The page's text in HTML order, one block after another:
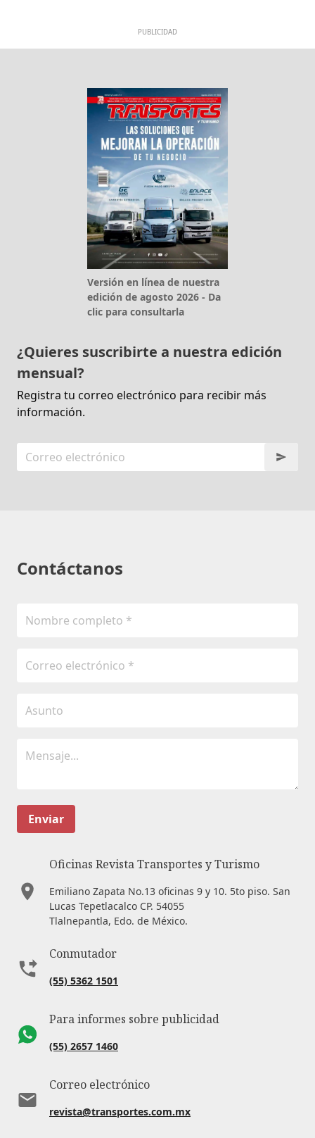
PUBLICIDAD
Versión en línea de nuestra
edición de agosto 2026 - Da
clic para consultarla
¿Quieres suscribirte a nuestra edición
mensual?
Registra tu correo electrónico para recibir más
información.
Contáctanos
Enviar
Oficinas Revista Transportes y Turismo
Emiliano Zapata No.13 oficinas 9 y 10. 5to piso. San
Lucas Tepetlacalco CP. 54055
Tlalnepantla, Edo. de México.
Conmutador
(55) 5362 1501
Para informes sobre publicidad
(55) 2657 1460
Correo electrónico
revista@transportes.com.mx